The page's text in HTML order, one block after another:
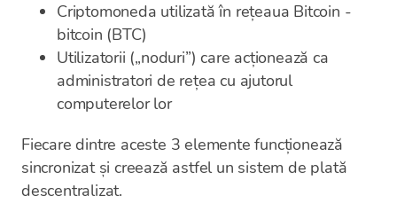
Criptomoneda utilizată în rețeaua Bitcoin -
bitcoin (BTC)
Utilizatorii („noduri”) care acționează ca
administratori de rețea cu ajutorul
computerelor lor
Fiecare dintre aceste 3 elemente funcționează
sincronizat și creează astfel un sistem de plată
descentralizat.